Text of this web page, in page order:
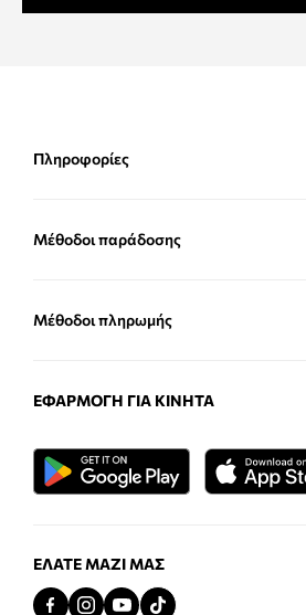
Πληροφορίες
Μέθοδοι παράδοσης
Μέθοδοι πληρωμής
ΕΦΑΡΜΟΓΉ ΓΙΑ ΚΙΝΗΤΆ
ΕΛΆΤΕ ΜΑΖΊ ΜΑΣ